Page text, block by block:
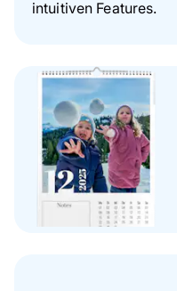
intuitiven Features.